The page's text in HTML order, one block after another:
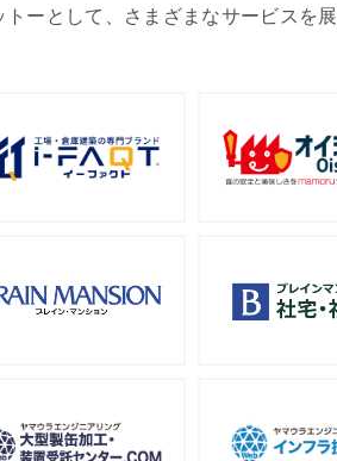
ーとして、さまざまなサービスを展